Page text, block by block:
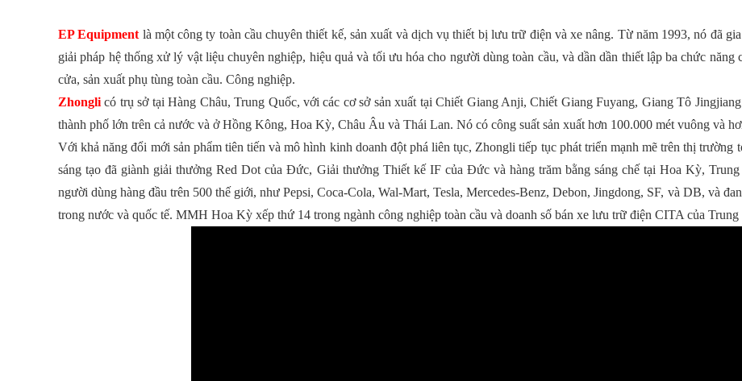
EP Equipment là một công ty toàn cầu chuyên thiết kế, sản xuất và dịch vụ thiết bị lưu trữ điện và xe nâng. Từ năm 1993, nó đã
giải pháp hệ thống xử lý vật liệu chuyên nghiệp, hiệu quả và tối ưu hóa cho người dùng toàn cầu, và dần dần thiết lập ba chức
cửa, sản xuất phụ tùng toàn cầu. Công nghiệp.
Zhongli có trụ sở tại Hàng Châu, Trung Quốc, với các cơ sở sản xuất tại Chiết Giang Anji, Chiết Giang Fuyang, Giang Tô
thành phố lớn trên cả nước và ở Hồng Kông, Hoa Kỳ, Châu Âu và Thái Lan. Nó có công suất sản xuất hơn 100.000 mét vuông và
Với khả năng đổi mới sản phẩm tiên tiến và mô hình kinh doanh đột phá liên tục, Zhongli tiếp tục phát triển mạnh mẽ trên thị trường
sáng tạo đã giành giải thưởng Red Dot của Đức, Giải thưởng Thiết kế IF của Đức và hàng trăm bằng sáng chế tại Hoa Kỳ,
người dùng hàng đầu trên 500 thế giới, như Pepsi, Coca-Cola, Wal-Mart, Tesla, Mercedes-Benz, Debon, Jingdong, SF, và DB, và
trong nước và quốc tế. MMH Hoa Kỳ xếp thứ 14 trong ngành công nghiệp toàn cầu và doanh số bán xe lưu trữ điện CITA của